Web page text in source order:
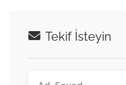
Tekif İsteyin